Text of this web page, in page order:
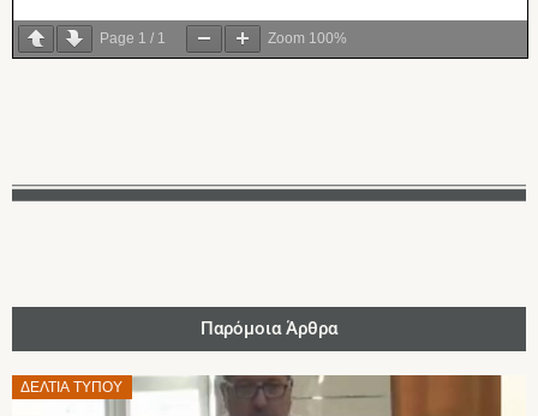
Page 1 / 1 Zoom 100%
Παρόμοια Άρθρα
ΔΕΛΤΊΑ ΤΎΠΟΥ
Posted
on